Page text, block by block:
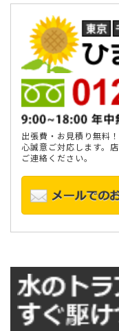
出張費・お見積り無料
心誠意ご対応します。
ご連絡ください。